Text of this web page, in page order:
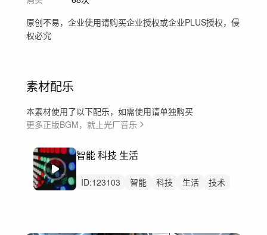
原创不易，企业使用请购买企业授权或企业PLUS授权，侵
权必究
素材配乐
本素材使用了以下配乐，如需使用请单独购买
更多正版BGM，就上光厂音乐
智能 科技 生活
ID:123103 智能 科技 生活
技术